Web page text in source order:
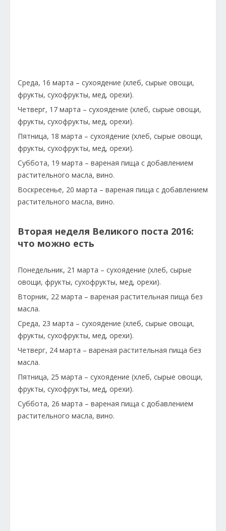
Среда, 16 марта – сухоядение (хлеб, сырые овощи,
фрукты, сухофрукты, мед, орехи).
Четверг, 17 марта – сухоядение (хлеб, сырые овощи,
фрукты, сухофрукты, мед, орехи).
Пятница, 18 марта – сухоядение (хлеб, сырые овощи,
фрукты, сухофрукты, мед, орехи).
Суббота, 19 марта – вареная пища с добавлением
растительного масла, вино.
Воскресенье, 20 марта – вареная пища с добавлением
растительного масла, вино.
Вторая неделя Великого поста 2016:
что можно есть
Понедельник, 21 марта – сухоядение (хлеб, сырые
овощи, фрукты, сухофрукты, мед, орехи).
Вторник, 22 марта – вареная растительная пища без
масла.
Среда, 23 марта – сухоядение (хлеб, сырые овощи,
фрукты, сухофрукты, мед, орехи).
Четверг, 24 марта – вареная растительная пища без
масла.
Пятница, 25 марта – сухоядение (хлеб, сырые овощи,
фрукты, сухофрукты, мед, орехи).
Суббота, 26 марта – вареная пища с добавлением
растительного масла, вино.